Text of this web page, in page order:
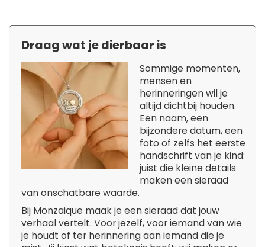
Draag wat je dierbaar is
Sommige momenten,
mensen en
herinneringen wil je
altijd dichtbij houden.
Een naam, een
bijzondere datum, een
foto of zelfs het eerste
handschrift van je kind:
juist die kleine details
maken een sieraad
van onschatbare waarde.
Bij Monzaique maak je een sieraad dat jouw
verhaal vertelt. Voor jezelf, voor iemand van wie
je houdt of ter herinnering aan iemand die je